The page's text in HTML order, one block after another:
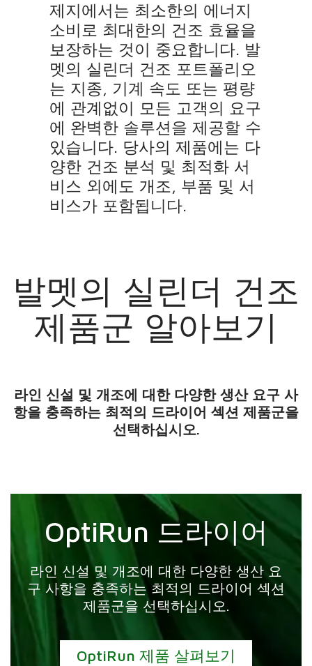
제지에서는 최소한의 에너지
소비로 최대한의 건조 효율을
보장하는 것이 중요합니다. 발
멧의 실린더 건조 포트폴리오
는 지종, 기계 속도 또는 평량
에 관계없이 모든 고객의 요구
에 완벽한 솔루션을 제공할 수
있습니다. 당사의 제품에는 다
양한 건조 분석 및 최적화 서
비스 외에도 개조, 부품 및 서
비스가 포함됩니다.
발멧의 실린더 건조
제품군 알아보기
라인 신설 및 개조에 대한 다양한 생산 요구 사
항을 충족하는 최적의 드라이어 섹션 제품군을
선택하십시오.
OptiRun 드라이어
라인 신설 및 개조에 대한 다양한 생산 요
구 사항을 충족하는 최적의 드라이어 섹션
제품군을 선택하십시오.
OptiRun 제품 살펴보기